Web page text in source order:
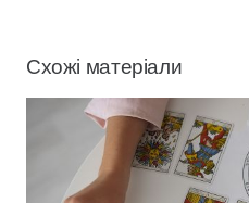
Схожі матеріали